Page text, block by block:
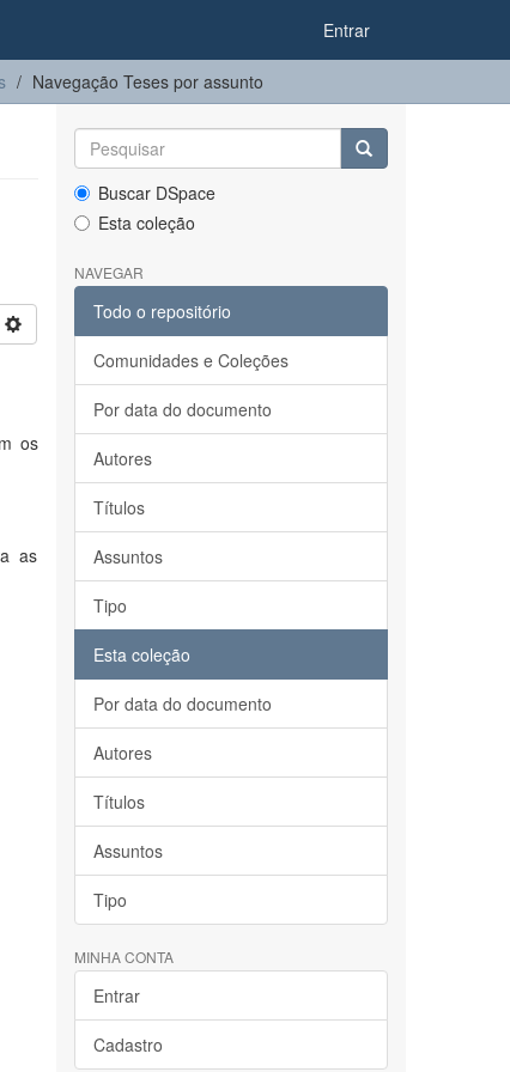
Entrar
Navegação Teses por assunto
os
as
Buscar DSpace
Esta coleção
NAVEGAR
Todo o repositório
Comunidades e Coleções
Por data do documento
Autores
Títulos
Assuntos
Tipo
Esta coleção
Por data do documento
Autores
Títulos
Assuntos
Tipo
MINHA CONTA
Entrar
Cadastro